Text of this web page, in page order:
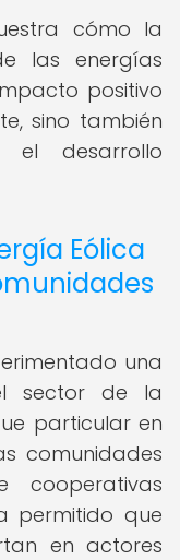
cómo la
las energías
positivo
sino también
desarrollo
Eólica
una
sector de la
particular en
comunidades
permitido que
en actores